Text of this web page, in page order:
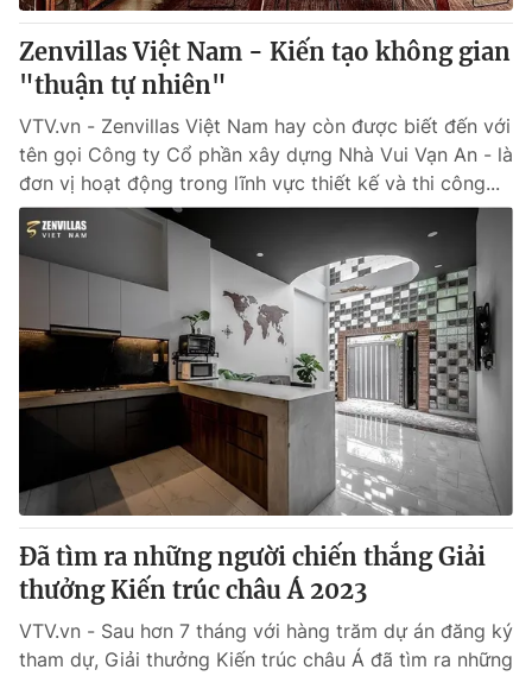
Chuyên mục khác
Emagazine Podcast
Photo Infographic
Video Shorts video
VTV Money VTV Thể thao
VTV Sức khoẻ Bất động sản
Thị trường 24h Tấm lòng Việt
VTV4 Vươn mình bằng AI
VTV9 VTV8
Liên hệ tòa soạn
Zenvillas Việt Nam - Kiến tạo không gian
"thuận tự nhiên"
VTV.vn - Zenvillas Việt Nam hay còn được biết đến với
tên gọi Công ty Cổ phần xây dựng Nhà Vui Vạn An - là
đơn vị hoạt động trong lĩnh vực thiết kế và thi công...
Đã tìm ra những người chiến thắng Giải
thưởng Kiến trúc châu Á 2023
VTV.vn - Sau hơn 7 tháng với hàng trăm dự án đăng ký
tham dự, Giải thưởng Kiến trúc châu Á đã tìm ra những